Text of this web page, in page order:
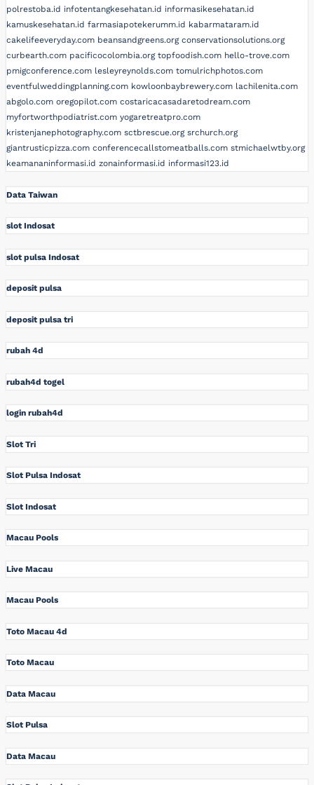
polrestoba.id infotentangkesehatan.id informasikesehatan.id
kamuskesehatan.id farmasiapotekerumm.id kabarmataram.id
cakelifeeveryday.com beansandgreens.org conservationsolutions.org
curbearth.com pacificocolombia.org topfoodish.com hello-trove.com
pmigconference.com lesleyreynolds.com tomulrichphotos.com
eventfulweddingplanning.com kowloonbaybrewery.com lachilenita.com
abgolo.com oregopilot.com costaricacasadaretodream.com
myfortworthpodiatrist.com yogaretreatpro.com
kristenjanephotography.com sctbrescue.org srchurch.org
giantrusticpizza.com conferencecallstomeatballs.com stmichaelwtby.org
keamananinformasi.id zonainformasi.id informasi123.id
Data Taiwan
slot Indosat
slot pulsa Indosat
deposit pulsa
deposit pulsa tri
rubah 4d
rubah4d togel
login rubah4d
Slot Tri
Slot Pulsa Indosat
Slot Indosat
Macau Pools
Live Macau
Macau Pools
Toto Macau 4d
Toto Macau
Data Macau
Slot Pulsa
Data Macau